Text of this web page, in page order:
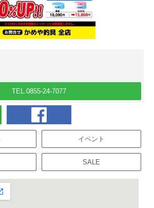
TEL.0855-24-7077
イベント
SALE